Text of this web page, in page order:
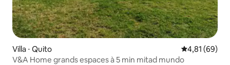
Villa ⋅ Quito Évaluation
4,81 (69)
V&A Home grands espaces à 5 min mitad mundo